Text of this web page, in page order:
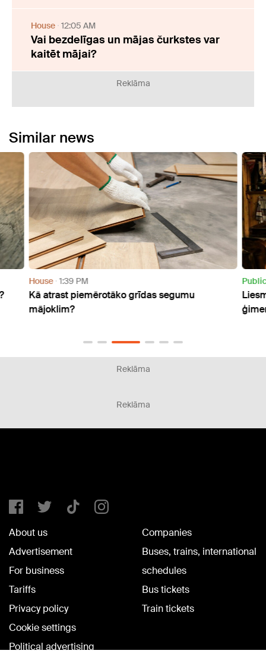
House 12:05 AM
Vai bezdelīgas un mājas čurkstes var
kaitēt mājai?
Reklāma
Similar news
House 1:39 PM
Kā atrast piemērotāko grīdas segumu
mājoklim?
Reklāma
Reklāma
About us
Advertisement
For business
Tariffs
Privacy policy
Cookie settings
Political advertising
Companies
Buses, trains, international
schedules
Bus tickets
Train tickets